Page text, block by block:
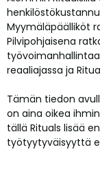
Myymäläpäälliköt
Pilvipohjaisena
reaaliajassa ja
Tämän tiedon
on aina oikea
tällä Rituals lisää
työtyytyväisyyttä